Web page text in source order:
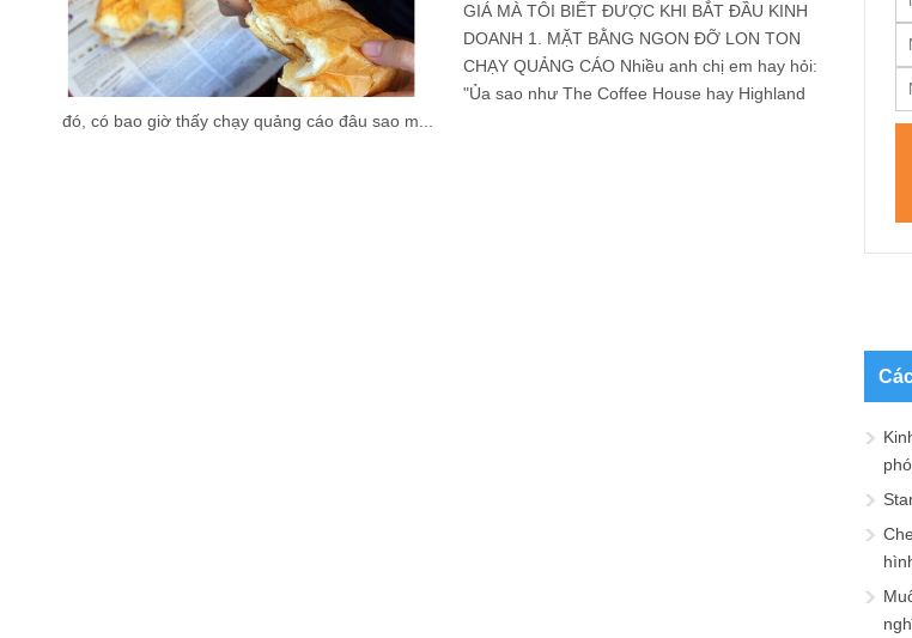
GIÁ MÀ TÔI BIẾT ĐƯỢC KHI BẮT ĐẦU KINH
DOANH 1. MẶT BẰNG NGON ĐỠ LON TON
CHẠY QUẢNG CÁO Nhiều anh chị em hay hỏi:
"Ủa sao như The Coffee House hay Highland
đó, có bao giờ thấy chạy quảng cáo đâu sao m...